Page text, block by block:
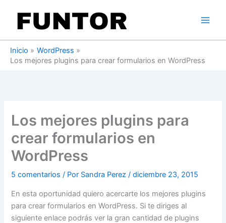
contenido
Inicio
WordPress
Los mejores plugins para crear formularios en WordPress
Los mejores plugins para
crear formularios en
WordPress
5 comentarios / Por Sandra Perez/diciembre 23, 2015
En esta oportunidad quiero acercarte los mejores plugins
para crear formularios en WordPress. Si te diriges al
siguiente enlace podrás ver la gran cantidad de plugins